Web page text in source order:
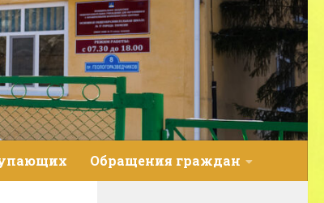
Обращения граждан